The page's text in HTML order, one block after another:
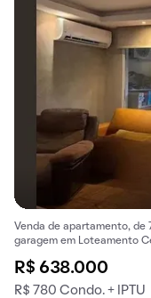
Venda de apartamento, de
garagem em Loteamento
R$ 638.000
R$ 780 Condo. + IPTU